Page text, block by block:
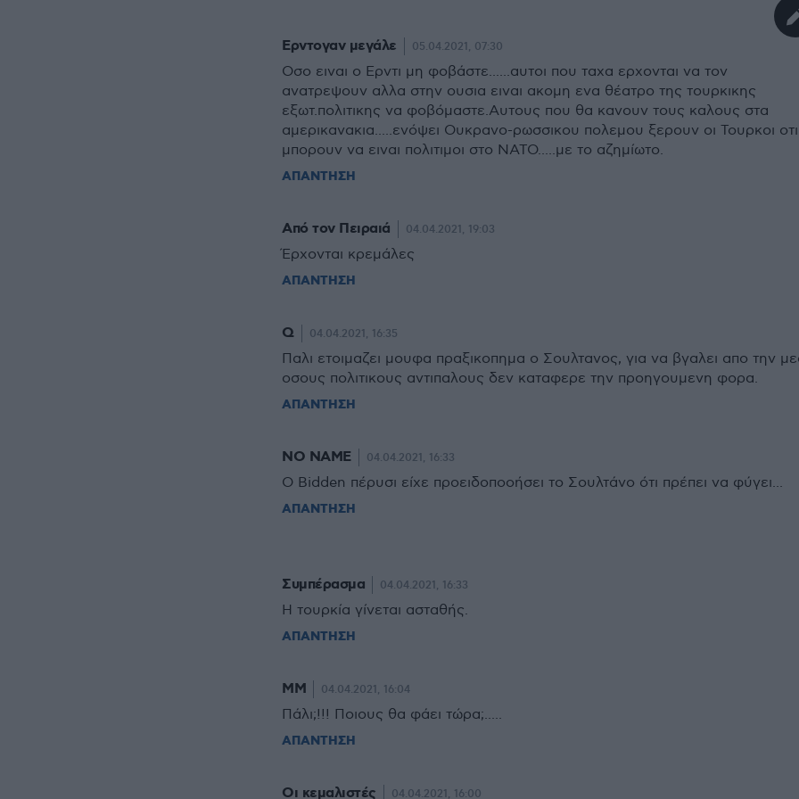
Ερντογαν μεγάλε 05.04.2021, 07:30
Οσο ειναι ο Ερντι μη φοβάστε......αυτοι που ταχα ερχονται να τον
ανατρεψουν αλλα στην ουσια ειναι ακομη ενα θέατρο της τουρκικης
εξωτ.πολιτικης να φοβόμαστε.Αυτους που θα κανουν τους καλους στα
αμερικανακια.....ενόψει Ουκρανο-ρωσσικου πολεμου ξερουν οι Τουρκοι οτι
μπορουν να ειναι πολιτιμοι στο ΝΑΤΟ.....με το αζημίωτο.
ΑΠΑΝΤΗΣΗ
Από τον Πειραιά 04.04.2021, 19:03
Έρχονται κρεμάλες
ΑΠΑΝΤΗΣΗ
Q 04.04.2021, 16:35
Παλι ετοιμαζει μουφα πραξικοπημα ο Σουλτανος, για να βγαλει απο την
οσους πολιτικους αντιπαλους δεν καταφερε την προηγουμενη φορα.
ΑΠΑΝΤΗΣΗ
NO NAME 04.04.2021, 16:33
Ο Bidden πέρυσι είχε προειδοποοήσει το Σουλτάνο ότι πρέπει να φύγει...
ΑΠΑΝΤΗΣΗ
Συμπέρασμα 04.04.2021, 16:33
Η τουρκία γίνεται ασταθής.
ΑΠΑΝΤΗΣΗ
ΜΜ 04.04.2021, 16:04
Πάλι;!!! Ποιους θα φάει τώρα;.....
ΑΠΑΝΤΗΣΗ
Οι κεμαλιστές 04.04.2021, 16:00